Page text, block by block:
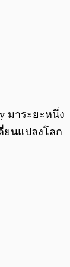
มาระยะหนึ่ง
ยนแปลงโลก